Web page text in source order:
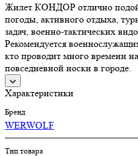
Жилет КОНДОР отлично
погоды, активного отдыха,
задач, военно-тактических
Рекомендуется
кто проводит много времени
повседневной носки в городе.
Характеристики
Бренд
WERWOLF
Тип товара